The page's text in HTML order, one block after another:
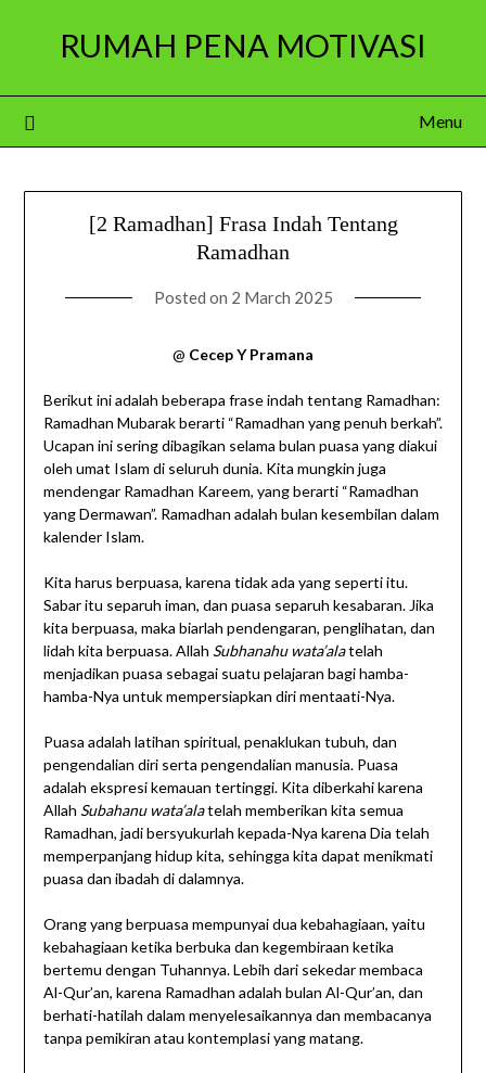
RUMAH PENA MOTIVASI
Menu
[2 Ramadhan] Frasa Indah Tentang
Ramadhan
Posted on 2 March 2025
@ Cecep Y Pramana
Berikut ini adalah beberapa frase indah tentang Ramadhan:
Ramadhan Mubarak berarti “Ramadhan yang penuh berkah”.
Ucapan ini sering dibagikan selama bulan puasa yang diakui
oleh umat Islam di seluruh dunia. Kita mungkin juga
mendengar Ramadhan Kareem, yang berarti “Ramadhan
yang Dermawan”. Ramadhan adalah bulan kesembilan dalam
kalender Islam.
Kita harus berpuasa, karena tidak ada yang seperti itu.
Sabar itu separuh iman, dan puasa separuh kesabaran. Jika
kita berpuasa, maka biarlah pendengaran, penglihatan, dan
lidah kita berpuasa. Allah Subhanahu wata’alatelah
menjadikan puasa sebagai suatu pelajaran bagi hamba-
hamba-Nya untuk mempersiapkan diri mentaati-Nya.
Puasa adalah latihan spiritual, penaklukan tubuh, dan
pengendalian diri serta pengendalian manusia. Puasa
adalah ekspresi kemauan tertinggi. Kita diberkahi karena
Allah Subahanu wata’alatelah memberikan kita semua
Ramadhan, jadi bersyukurlah kepada-Nya karena Dia telah
memperpanjang hidup kita, sehingga kita dapat menikmati
puasa dan ibadah di dalamnya.
Orang yang berpuasa mempunyai dua kebahagiaan, yaitu
kebahagiaan ketika berbuka dan kegembiraan ketika
bertemu dengan Tuhannya. Lebih dari sekedar membaca
Al-Qur’an, karena Ramadhan adalah bulan Al-Qur’an, dan
berhati-hatilah dalam menyelesaikannya dan membacanya
tanpa pemikiran atau kontemplasi yang matang.